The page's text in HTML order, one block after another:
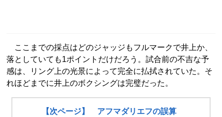
ここまでの採点はどのジャッジもフルマークで井上か、
落としていても1ポイントだけだろう。試合前の不吉な予
感は、リング上の光景によって完全に払拭されていた。そ
れほどまでに井上のボクシングは完璧だった。
【次ページ】 アフマダリエフの誤算